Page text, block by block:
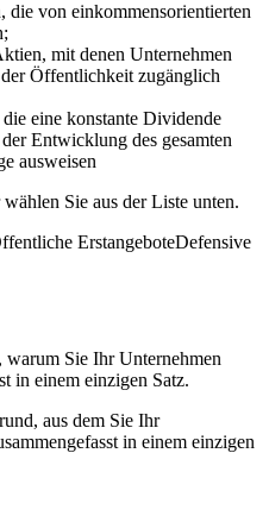
die von einkommensorientierten
mit denen Unternehmen
Öffentlichkeit zugänglich
eine konstante Dividende
Entwicklung des gesamten
ausweisen
Sie aus der Liste unten.
ErstangeboteDefensive
Sie Ihr Unternehmen
in einem einzigen Satz.
aus dem Sie Ihr
in einem einzigen